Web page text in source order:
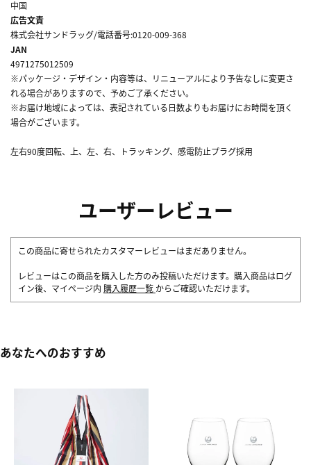
中国
広告文責
株式会社サンドラッグ/電話番号:0120-009-368
JAN
4971275012509
※パッケージ・デザイン・内容等は、リニューアルにより予告なしに変更さ
れる場合がありますので、予めご了承ください。
※お届け地域によっては、表記されている日数よりもお届けにお時間を頂く
場合がございます。
左右90度回転、上、左、右、トラッキング、感電防止プラグ採用
ユーザーレビュー
この商品に寄せられたカスタマーレビューはまだありません。
レビューはこの商品を購入した方のみ投稿いただけます。購入商品はログ
イン後、マイページ内 購入履歴一覧 からご確認いただけます。
あなたへのおすすめ